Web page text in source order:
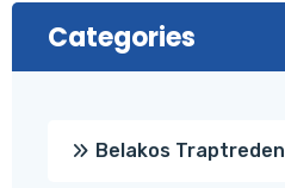
Categories
Belakos Traptreden